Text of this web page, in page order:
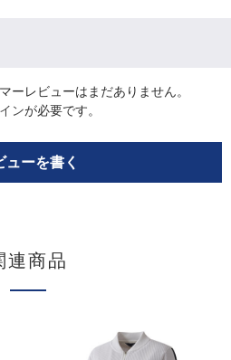
ーレビューはまだありません。
ンが必要です。
ューを書く
連商品